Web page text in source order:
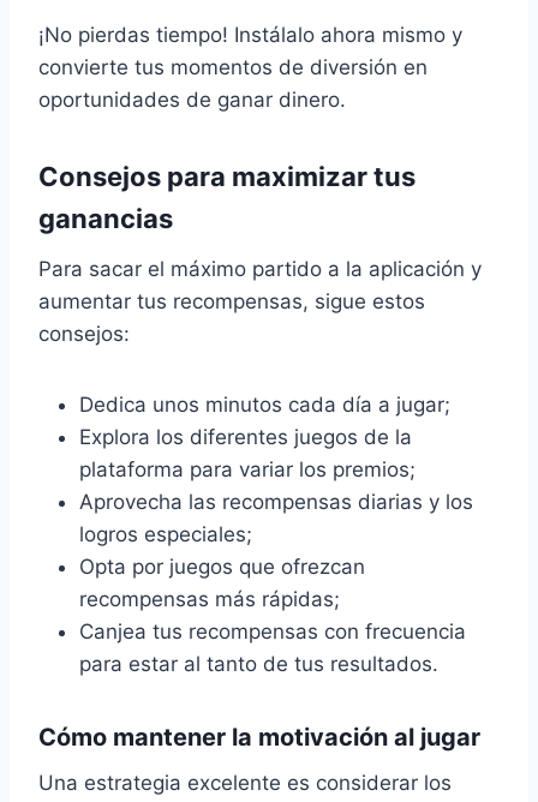
¡No pierdas tiempo! Instálalo ahora mismo y
convierte tus momentos de diversión en
oportunidades de ganar dinero.
Consejos para maximizar tus
ganancias
Para sacar el máximo partido a la aplicación y
aumentar tus recompensas, sigue estos
consejos:
Dedica unos minutos cada día a jugar;
Explora los diferentes juegos de la
plataforma para variar los premios;
Aprovecha las recompensas diarias y los
logros especiales;
Opta por juegos que ofrezcan
recompensas más rápidas;
Canjea tus recompensas con frecuencia
para estar al tanto de tus resultados.
Cómo mantener la motivación al jugar
Una estrategia excelente es considerar los